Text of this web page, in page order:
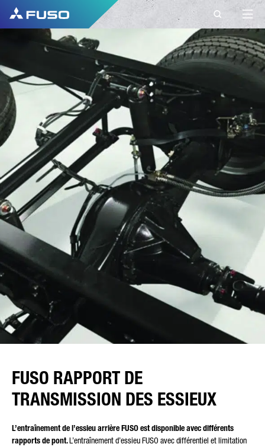
FUSO RAPPORT DE
TRANSMISSION DES ESSIEUX
L’entraînement de l’essieu arrière FUSO est disponible avec différents
rapports de pont.L’entraînement d’essieu FUSO avec différentiel et limitation